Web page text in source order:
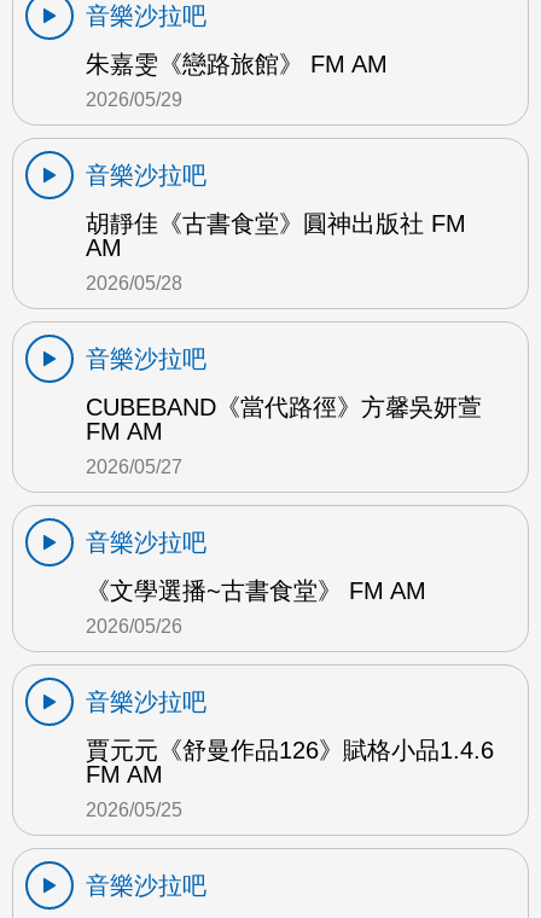
音樂沙拉吧
朱嘉雯《戀路旅館》 FM AM
2026/05/29
音樂沙拉吧
胡靜佳《古書食堂》圓神出版社 FM
AM
2026/05/28
音樂沙拉吧
CUBEBAND《當代路徑》方馨吳妍萱
FM AM
2026/05/27
音樂沙拉吧
《文學選播~古書食堂》 FM AM
2026/05/26
音樂沙拉吧
賈元元《舒曼作品126》賦格小品1.4.6
FM AM
2026/05/25
音樂沙拉吧